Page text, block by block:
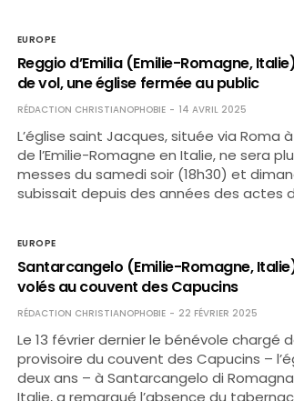
EUROPE
Reggio d’Emilia (Emilie-Romagne,
de vol, une église fermée au public
RÉDACTION CHRISTIANOPHOBIE 14 AVRIL 2025
L’église saint Jacques, située via Roma
de l’Emilie-Romagne en Italie, ne sera
messes du samedi soir (18h30) et
subissait depuis des années des actes
EUROPE
Santarcangelo (Emilie-Romagne,
volés au couvent des Capucins
RÉDACTION CHRISTIANOPHOBIE 22 FÉVRIER 2025
Le 13 février dernier le bénévole chargé
provisoire du couvent des Capucins –
deux ans – à Santarcangelo di
Italie, a remarqué l’absence du